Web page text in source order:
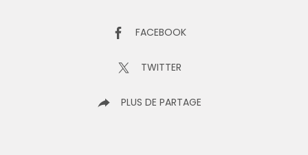
FACEBOOK
TWITTER
PLUS DE PARTAGE